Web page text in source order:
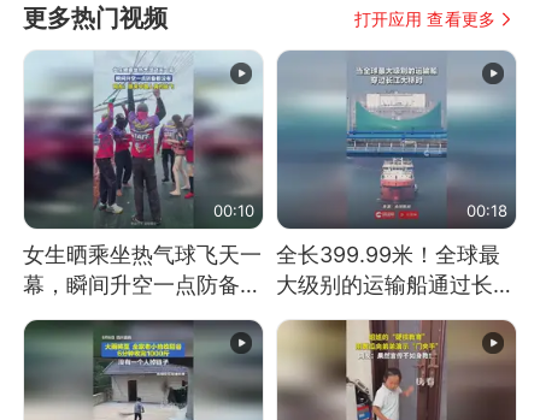
更多热门视频 打开应用 查看更多
00:10
女生晒乘坐热气球飞天一
幕，瞬间升空一点防备都
没有
00:18
全长399.99米！全球最
大级别的运输船通过长江
大桥这一幕，太震撼了！